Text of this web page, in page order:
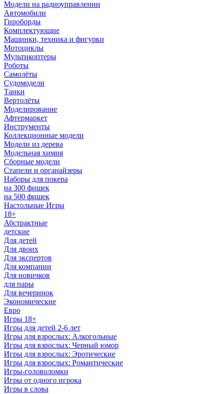
Модели на радиоуправлении
Автомобили
Гироборды
Комплектующие
Машинки, техника и фигурки
Мотоциклы
Мультикоптеры
Роботы
Самолёты
Судомодели
Танки
Вертолёты
Моделирование
Афтермаркет
Инструменты
Коллекционные модели
Модели из дерева
Модельная химия
Сборные модели
Стапели и органайзеры
Наборы для покера
на 300 фишек
на 500 фишек
Настольные Игры
18+
Абстрактные
детские
Для детей
Для двоих
Для экспертов
Для компании
Для новичков
для пары
Для вечеринок
Экономические
Евро
Игры 18+
Игры для детей 2-6 лет
Игры для взрослых: Алкогольные
Игры для взрослых: Черный юмор
Игры для взрослых: Эротические
Игры для взрослых: Романтические
Игры-головоломки
Игры от одного игрока
Игры в слова